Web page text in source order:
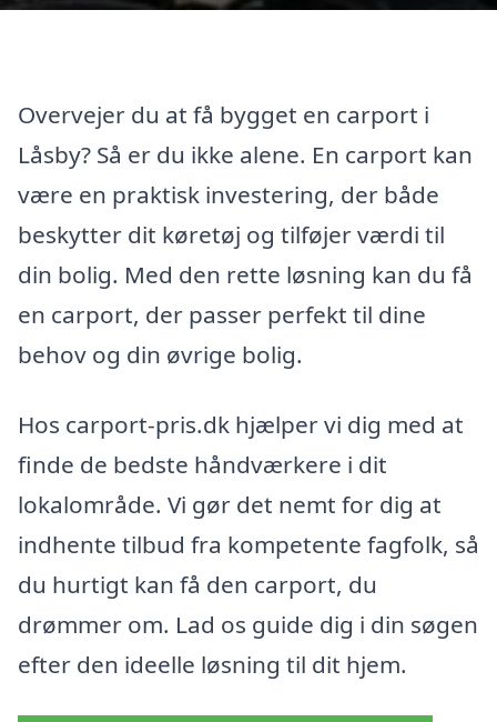
Overvejer du at få bygget en carport i
Låsby? Så er du ikke alene. En carport kan
være en praktisk investering, der både
beskytter dit køretøj og tilføjer værdi til
din bolig. Med den rette løsning kan du få
en carport, der passer perfekt til dine
behov og din øvrige bolig.
Hos carport-pris.dk hjælper vi dig med at
finde de bedste håndværkere i dit
lokalområde. Vi gør det nemt for dig at
indhente tilbud fra kompetente fagfolk, så
du hurtigt kan få den carport, du
drømmer om. Lad os guide dig i din søgen
efter den ideelle løsning til dit hjem.